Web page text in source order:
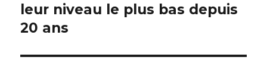
l’article
leur niveau le plus bas depuis
20 ans